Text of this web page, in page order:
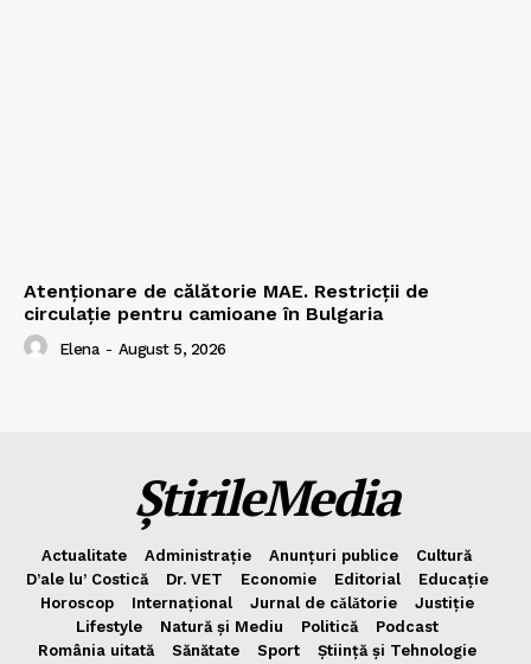
Atenționare de călătorie MAE. Restricții de
circulație pentru camioane în Bulgaria
Elena - August 5, 2026
ȘtirileMedia
Actualitate Administrație Anunțuri publice
Cultură
D’ale lu’ Costică
Dr. VET Economie Editorial
Educație
Horoscop
Internațional Jurnal de cǎlǎtorie
Justiție
Lifestyle
Natură și Mediu Politică
Podcast
România uitată
Sănătate Sport
Știință și Tehnologie